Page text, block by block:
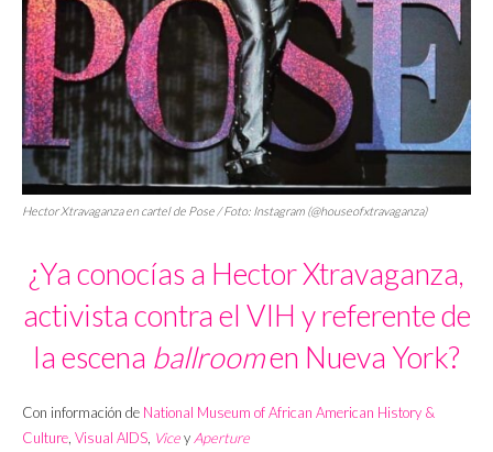
Hector Xtravaganza en cartel de Pose / Foto: Instagram (@houseofxtravaganza)
¿Ya conocías a Hector Xtravaganza,
activista contra el VIH y referente de
la escena ballroomen Nueva York?
Con información de National Museum of African American History &
Culture, Visual AIDS, ViceyAperture